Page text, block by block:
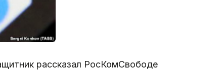
рассказал РосКомСвободе